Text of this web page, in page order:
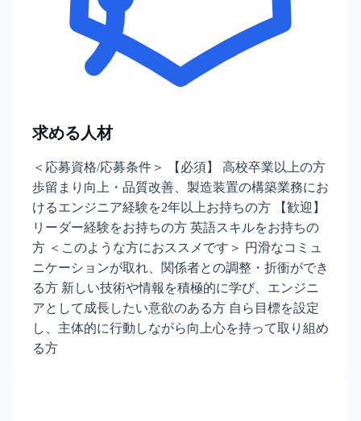
求める人材
＜応募資格/応募条件＞ 【必須】 高校卒業以上の方
歩留まり向上・品質改善、製造装置の構築業務にお
けるエンジニア経験を2年以上お持ちの方 【歓迎】
リーダー経験をお持ちの方 英語スキルをお持ちの
方 ＜このような方におススメです＞ 円滑なコミュ
ニケーションが取れ、関係者との調整・折衝ができ
る方 新しい技術や情報を積極的に学び、エンジニ
アとして成長したい意欲のある方 自ら目標を設定
し、主体的に行動しながら向上心を持って取り組め
る方